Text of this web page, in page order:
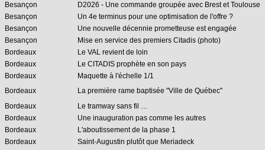
Besançon
D2026 - Une commande groupée avec Brest et Toulouse
Besançon
Un 4e terminus pour une optimisation de l'offre ?
Besançon
Une nouvelle décennie prometteuse est engagée
Besançon
Mise en service des premiers Citadis (photo)
Bordeaux
Le VAL revient de loin
Bordeaux
Le CITADIS prophète en son pays
Bordeaux
Maquette à l'échelle 1/1
Bordeaux
La première rame baptisée "Ville de Québec"
Bordeaux
Le tramway sans fil …
Bordeaux
Une inauguration pas comme les autres
Bordeaux
L'aboutissement de la phase 1
Bordeaux
Saint-Augustin plutôt que Meriadeck